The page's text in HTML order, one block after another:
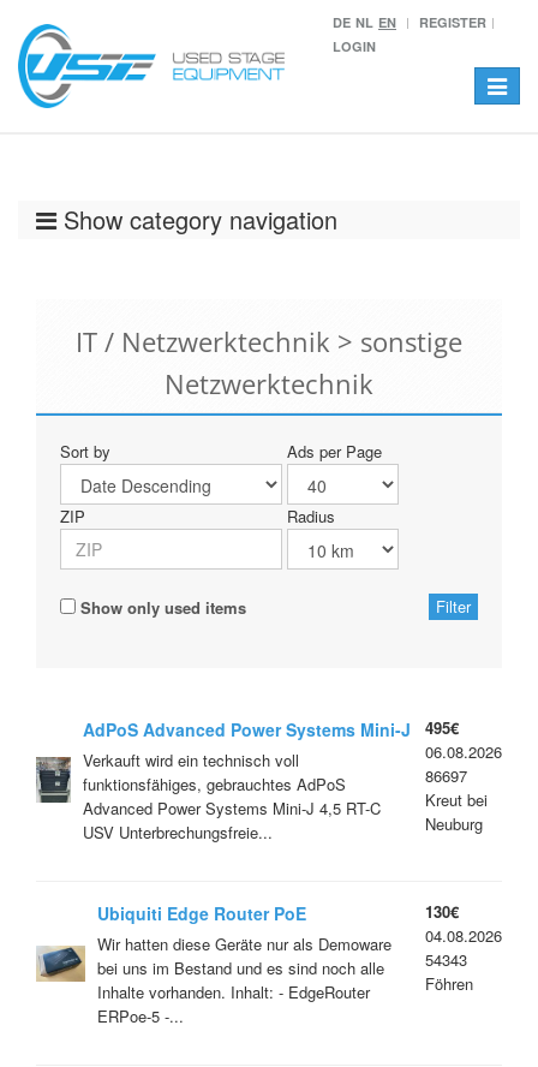
DE NL EN
REGISTER
LOGIN
Toggle
Show category navigation
IT / Netzwerktechnik > sonstige
Netzwerktechnik
Sort by Ads per Page
ZIP Radius
Show only used items
AdPoS Advanced Power Systems Mini-J
4,5 RT-C USV Unterbrechungsfreie
Stromversorgung "folgende Nr. immer
angeben: 126*"
Verkauft wird ein technisch voll
funktionsfähiges, gebrauchtes AdPoS
Advanced Power Systems Mini-J 4,5 RT-C
USV Unterbrechungsfreie...
495€
06.08.2026
86697
Kreut bei
Neuburg
Ubiquiti Edge Router PoE
(originalverpackt)
Wir hatten diese Geräte nur als Demoware
bei uns im Bestand und es sind noch alle
Inhalte vorhanden. Inhalt: - EdgeRouter
ERPoe-5 -...
130€
04.08.2026
54343
Föhren